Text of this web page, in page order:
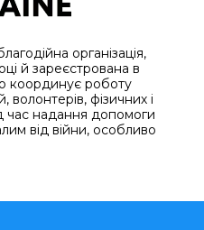
організація,
й зареєстрована в
координує роботу
волонтерів, фізичних і
час надання допомоги
від війни, особливо